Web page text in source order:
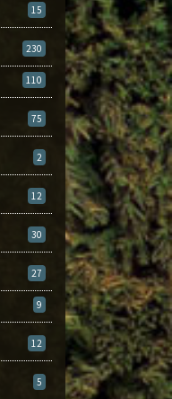
15
230
110
75
2
12
30
27
9
12
5